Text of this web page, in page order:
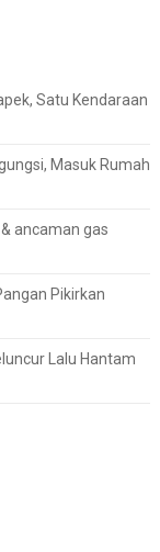
Satu Kendaraan
Masuk Rumah
ancaman gas
Pikirkan
Lalu Hantam